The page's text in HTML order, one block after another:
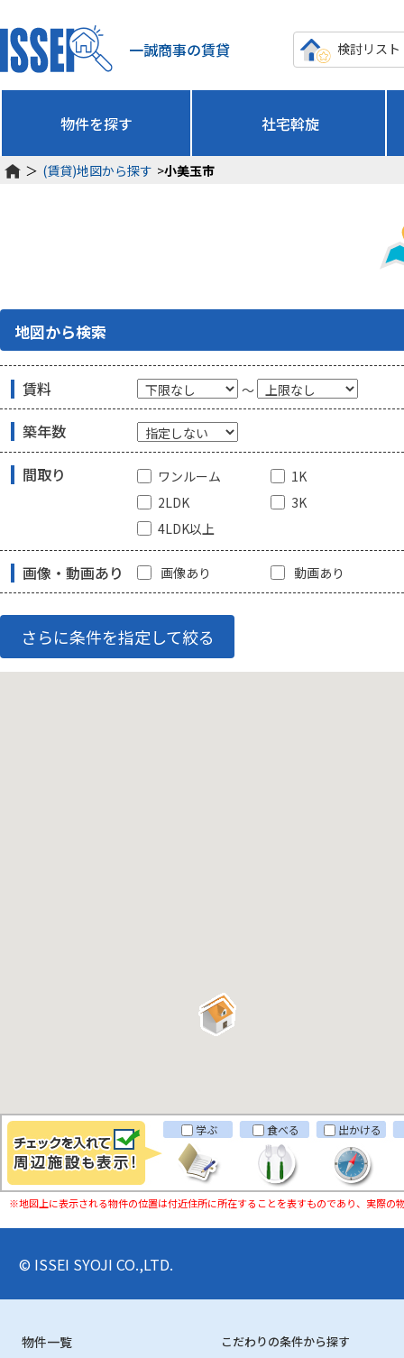
一誠商事の賃貸 検討リスト
物件を探す 社宅斡旋
＞ (賃貸)地図から探す >小美玉市
地図から検索
賃料 ～
築年数
間取り
ワンルーム
1K
2LDK
3K
4LDK以上
画像・動画あり 画像あり 動画あり
さらに条件を指定して絞る
学ぶ 食べる 出かける
※地図上に表示される物件の位置は付近住所に所在することを表すものであり、実際の
© ISSEI SYOJI CO.,LTD.
物件一覧
こだわりの条件から探す